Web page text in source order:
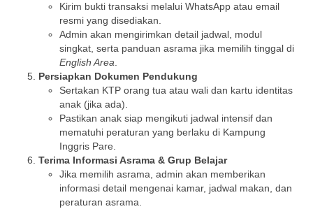
Kirim bukti transaksi melalui WhatsApp atau email
resmi yang disediakan.
Admin akan mengirimkan detail jadwal, modul
singkat, serta panduan asrama jika memilih tinggal di
English Area
Persiapkan Dokumen Pendukung
Sertakan KTP orang tua atau wali dan kartu identitas
anak (jika ada).
Pastikan anak siap mengikuti jadwal intensif dan
mematuhi peraturan yang berlaku di Kampung
Inggris Pare.
Terima Informasi Asrama & Grup Belajar
Jika memilih asrama, admin akan memberikan
informasi detail mengenai kamar, jadwal makan, dan
peraturan asrama.